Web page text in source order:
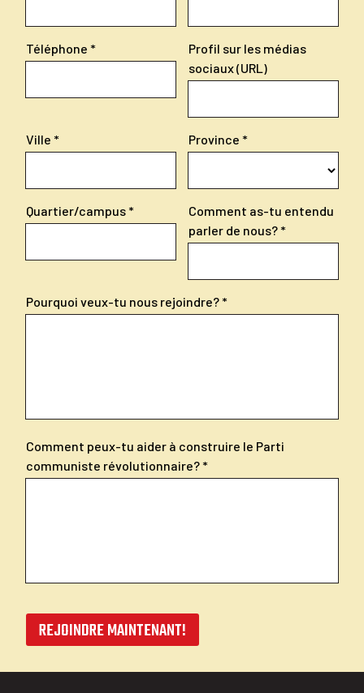
Téléphone
Profil sur les médias
sociaux (URL)
Ville Province
Quartier/campus
Comment as-tu entendu
parler de nous?
Pourquoi veux-tu nous rejoindre?
Comment peux-tu aider à construire le Parti
communiste révolutionnaire?
REJOINDRE MAINTENANT!